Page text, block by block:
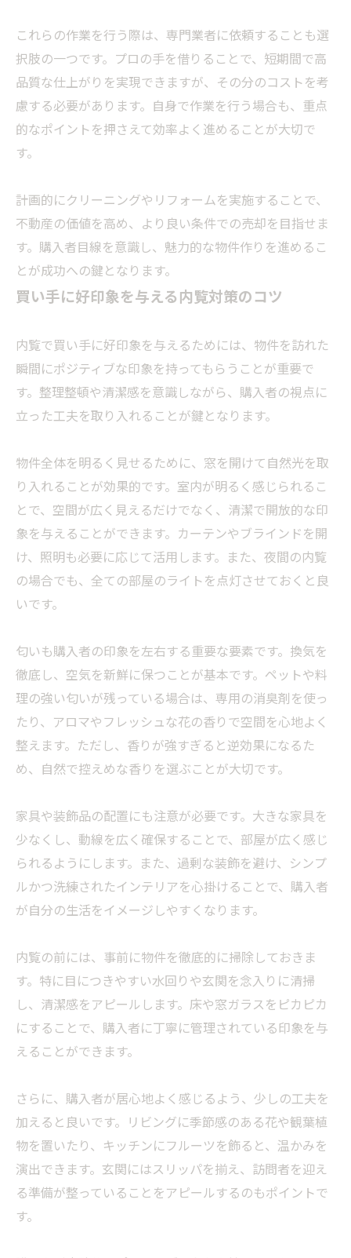
これらの作業を行う際は、専門業者に依頼することも選
択肢の一つです。プロの手を借りることで、短期間で高
品質な仕上がりを実現できますが、その分のコストを考
慮する必要があります。自身で作業を行う場合も、重点
的なポイントを押さえて効率よく進めることが大切で
す。
計画的にクリーニングやリフォームを実施することで、
不動産の価値を高め、より良い条件での売却を目指せま
す。購入者目線を意識し、魅力的な物件作りを進めるこ
とが成功への鍵となります。
買い手に好印象を与える内覧対策のコツ
内覧で買い手に好印象を与えるためには、物件を訪れた
瞬間にポジティブな印象を持ってもらうことが重要で
す。整理整頓や清潔感を意識しながら、購入者の視点に
立った工夫を取り入れることが鍵となります。
物件全体を明るく見せるために、窓を開けて自然光を取
り入れることが効果的です。室内が明るく感じられるこ
とで、空間が広く見えるだけでなく、清潔で開放的な印
象を与えることができます。カーテンやブラインドを開
け、照明も必要に応じて活用します。また、夜間の内覧
の場合でも、全ての部屋のライトを点灯させておくと良
いです。
匂いも購入者の印象を左右する重要な要素です。換気を
徹底し、空気を新鮮に保つことが基本です。ペットや料
理の強い匂いが残っている場合は、専用の消臭剤を使っ
たり、アロマやフレッシュな花の香りで空間を心地よく
整えます。ただし、香りが強すぎると逆効果になるた
め、自然で控えめな香りを選ぶことが大切です。
家具や装飾品の配置にも注意が必要です。大きな家具を
少なくし、動線を広く確保することで、部屋が広く感じ
られるようにします。また、過剰な装飾を避け、シンプ
ルかつ洗練されたインテリアを心掛けることで、購入者
が自分の生活をイメージしやすくなります。
内覧の前には、事前に物件を徹底的に掃除しておきま
す。特に目につきやすい水回りや玄関を念入りに清掃
し、清潔感をアピールします。床や窓ガラスをピカピカ
にすることで、購入者に丁寧に管理されている印象を与
えることができます。
さらに、購入者が居心地よく感じるよう、少しの工夫を
加えると良いです。リビングに季節感のある花や観葉植
物を置いたり、キッチンにフルーツを飾ると、温かみを
演出できます。玄関にはスリッパを揃え、訪問者を迎え
る準備が整っていることをアピールするのもポイントで
す。